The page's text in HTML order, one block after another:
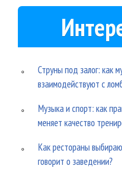
Струны под залог: как
взаимодействуют с
Музыка и спорт: как
меняет качество
Как рестораны
говорит о заведении?